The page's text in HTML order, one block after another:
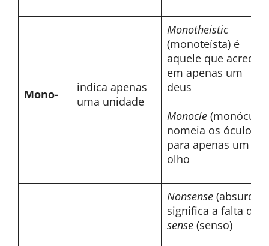
Mono-
indica apenas
uma unidade
Monotheistic
(monoteísta) é
aquele que acredita
em apenas um
deus
Monocle (monóculo)
nomeia os óculos
para apenas um
olho
Nonsense (absurdo)
significa a falta de
sense (senso)